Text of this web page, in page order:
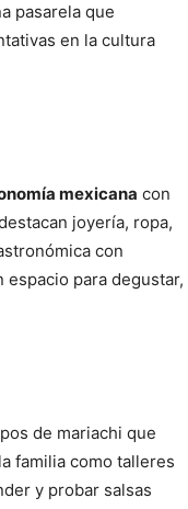
pasarela que
en la cultura
mexicana con
joyería, ropa,
con
para degustar,
de mariachi que
familia como talleres
y probar salsas